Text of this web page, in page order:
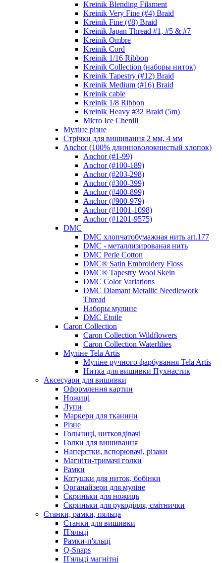
Kreinik Blending Filament
Kreinik Very Fine (#4) Braid
Kreinik Fine (#8) Braid
Kreinik Japan Thread #1, #5 & #7
Kreinik Ombre
Kreinik Cord
Kreinik 1/16 Ribbon
Kreinik Collection (наборы ниток)
Kreinik Tapestry (#12) Braid
Kreinik Medium (#16) Braid
Kreinik cable
Kreinik 1/8 Ribbon
Kreinik Heavy #32 Braid (5m)
Micro Ice Chenill
Муліне різне
Стрічки для вишивання 2 мм, 4 мм
Anchor (100% длинноволокнистый хлопок)
Anchor (#1-99)
Anchor (#100-189)
Anchor (#203-298)
Anchor (#300-399)
Anchor (#400-899)
Anchor (#900-979)
Anchor (#1001-1098)
Anchor (#1201-9575)
DMC
DMC хлопчатобумажная нить art.177
DMC - металлизированая нить
DMC Perle Cotton
DMC® Satin Embroidery Floss
DMC® Tapestry Wool Skein
DMC Color Variations
DMC Diamant Metallic Needlework
Thread
Наборы мулине
DMC Etoile
Caron Collection
Caron Collection Wildflowers
Caron Collection Waterlilies
Муліне Tela Artis
Муліне ручного фарбування Tela Artis
Нитка для вишивки Пухнастик
Аксесуари для вишивки
Оформлення картин
Ножиці
Лупи
Маркери для тканини
Різне
Гольниці, нитковдівачі
Голки для вишивання
Наперстки, вспорювачі, різаки
Магніти-тримачі голки
Рамки
Котушки для ниток, бобінки
Органайзери для муліне
Скриньки для ножиць
Скриньки для рукоділля, смітнички
Станки, рамки, пяльца
Станки для вишивки
П'яльці
Рамки-п'яльці
Q-Snaps
П'яльці магнітні